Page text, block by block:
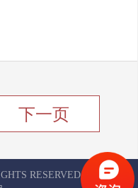
下一页
RESERVED
京ICP备